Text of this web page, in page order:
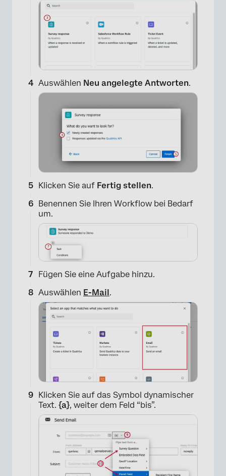
×
×
Auswählen Neu angelegte Antworten.
Klicken Sie auf Fertig stellen.
Benennen Sie Ihren Workflow bei Bedarf
um.
Fügen Sie eine Aufgabe hinzu.
Auswählen E-Mail.
Klicken Sie auf das Symbol dynamischer
Text. {a}, weiter dem Feld “bis”.